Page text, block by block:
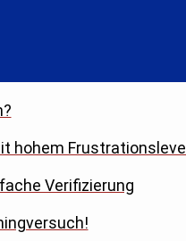
hohem Frustrationslevel
Verifizierung